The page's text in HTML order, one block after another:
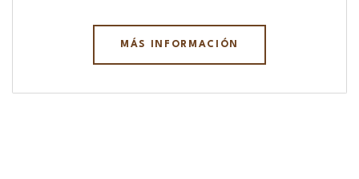
MÁS INFORMACIÓN